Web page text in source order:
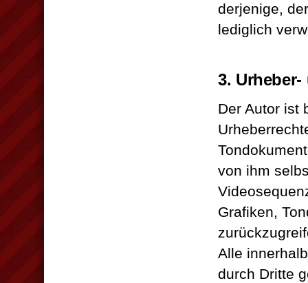
derjenige,
lediglich
3.
Der Autor ist
von ihm
Grafiken,
Alle
durch Dritte